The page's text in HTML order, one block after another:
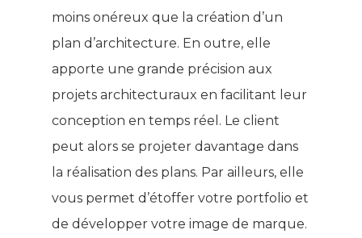
moins onéreux que la création d’un
plan d’architecture. En outre, elle
apporte une grande précision aux
projets architecturaux en facilitant leur
conception en temps réel. Le client
peut alors se projeter davantage dans
la réalisation des plans. Par ailleurs, elle
vous permet d’étoffer votre portfolio et
de développer votre image de marque.